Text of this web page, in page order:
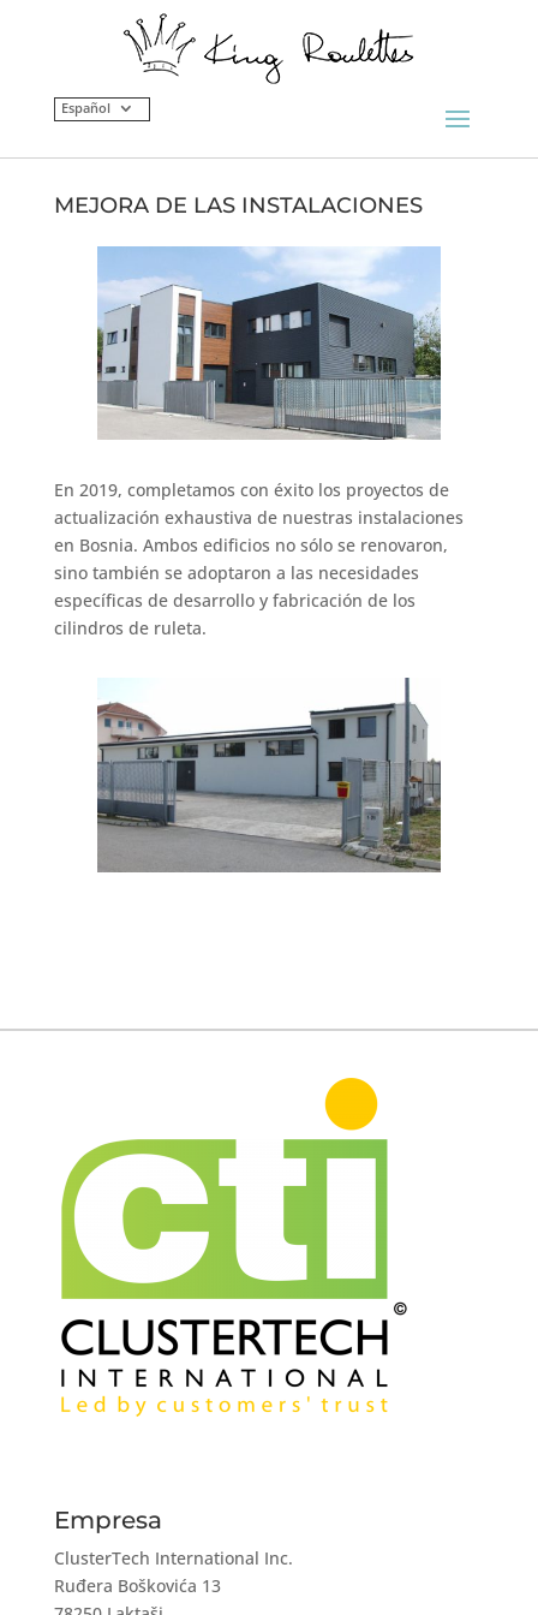
Español
MEJORA DE LAS INSTALACIONES
En 2019, completamos con éxito los proyectos de
actualización exhaustiva de nuestras instalaciones
en Bosnia. Ambos edificios no sólo se renovaron,
sino también se adoptaron a las necesidades
específicas de desarrollo y fabricación de los
cilindros de ruleta.
Empresa
ClusterTech International Inc.
Ruđera Boškovića 13